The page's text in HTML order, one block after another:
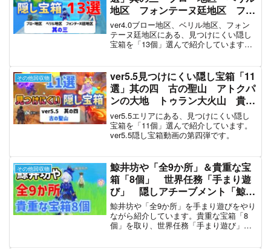
地区 フォンテーヌ廷地区 フォ
ンテーヌ 【ver4.0攻略】 原神
ver4.0ブロー地区、ベリル地区、フォン
テーヌ廷地区にある、見つけにくい隠し
宝箱を「13個」選んで紹介しています。
を取っています。本動画はver4.0隠し宝
箱動画の第三弾です。
その他回収物
ver5.5見つけにくい隠し宝箱「11
選」其の四 古の聖山 アトクパ
ンの大地 トゥラン大火山 貴重
な宝箱 ナタ 原神 攻略
ver5.5エリアにある、見つけにくい隠し
宝箱を「11個」選んで紹介しています。
ver5.5隠し宝箱動画の第四弾です。
その他回収物
鯨井坊や「全9か所」＆貴重な宝
箱「8個」 世界任務「手まり遊
び」 隠しアチーブメント「鯨井
御殿流手まり術」 稲妻 攻略
原神
鯨井坊や「全9か所」を手まり遊びをやり
ながら紹介しています。貴重な宝箱「8
個」を取り、世界任務「手まり遊び」を